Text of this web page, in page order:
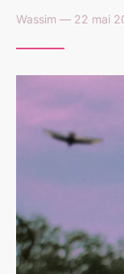
Wassim — 22 mai